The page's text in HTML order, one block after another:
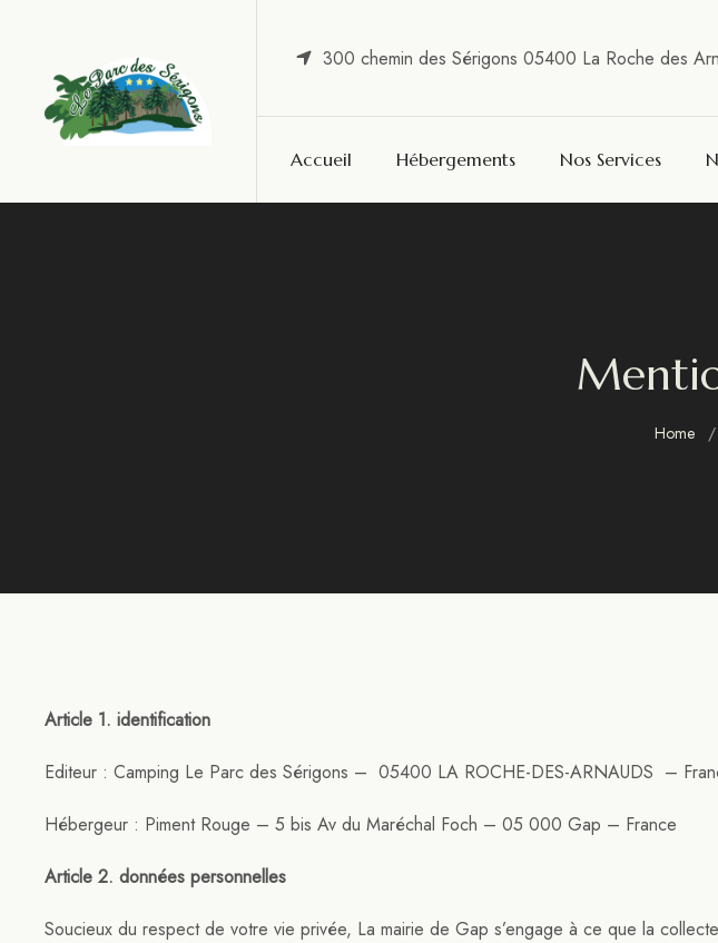
300 chemin des Sérigons 05400 La Roche des
Accueil Hébergements Nos Services
Home
Article 1. identification
Editeur : Camping Le Parc des Sérigons – 05400 LA ROCHE-DES-ARNAUDS –
Hébergeur : Piment Rouge – 5 bis Av du Maréchal Foch – 05 000 Gap – France
Article 2. données personnelles
Soucieux du respect de votre vie privée, La mairie de Gap s’engage à ce que la